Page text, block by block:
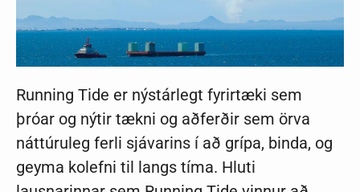
Running Tide er nýstárlegt fyrirtæki sem
þróar og nýtir tækni og aðferðir sem örva
náttúruleg ferli sjávarins í að grípa, binda, og
geyma kolefni til langs tíma. Hluti